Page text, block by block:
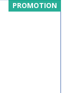
PROMOTION